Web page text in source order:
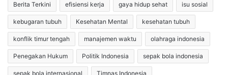
Berita Terkini efisiensi kerja gaya hidup sehat isu sosial
kebugaran tubuh Kesehatan Mental kesehatan tubuh
konflik timur tengah manajemen waktu olahraga indonesia
Penegakan Hukum Politik Indonesia sepak bola indonesia
sepak bola internasional Timnas Indonesia